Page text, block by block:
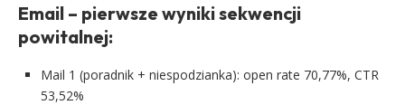
Email – pierwsze wyniki sekwencji
powitalnej:
Mail 1 (poradnik + niespodzianka): open rate 70,77%, CTR
53,52%